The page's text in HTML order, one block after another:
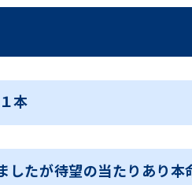
本
したが待望の当たりあり